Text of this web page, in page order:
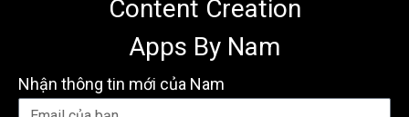
Content Creation
Apps By Nam
Nhận thông tin mới của Nam